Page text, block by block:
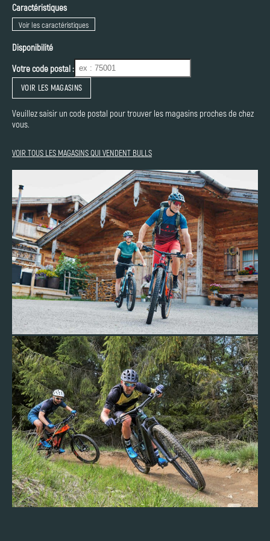
Caractéristiques
Voir les caractéristiques
Disponibilité
Votre code postal :
VOIR LES MAGASINS
Veuillez saisir un code postal pour trouver les magasins proches de chez
vous.
VOIR TOUS LES MAGASINS QUI VENDENT BULLS